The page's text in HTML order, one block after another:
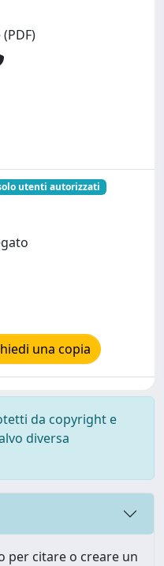
utenti autorizzati
una copia
da copyright e
diversa
per citare o creare un